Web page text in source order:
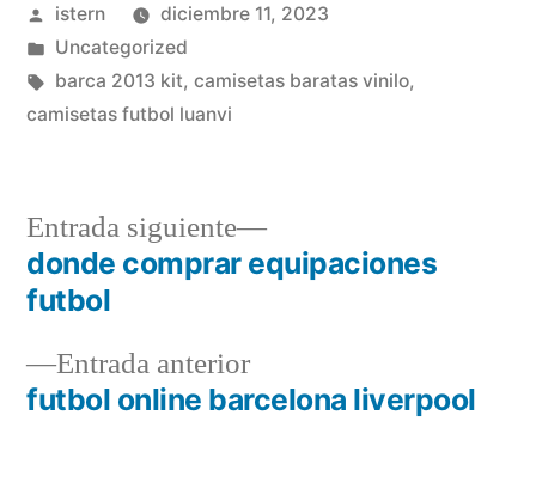
Publicado
por
istern
diciembre 11, 2023
Publicado
en
Uncategorized
Etiquetas:
barca 2013 kit, camisetas baratas vinilo,
camisetas futbol luanvi
Navegación
entradas
Entrada anteriorEntrada
anterior:
futbol online barcelona liverpool
Entrada siguiente
Entrada
siguiente:
donde comprar equipaciones
futbol